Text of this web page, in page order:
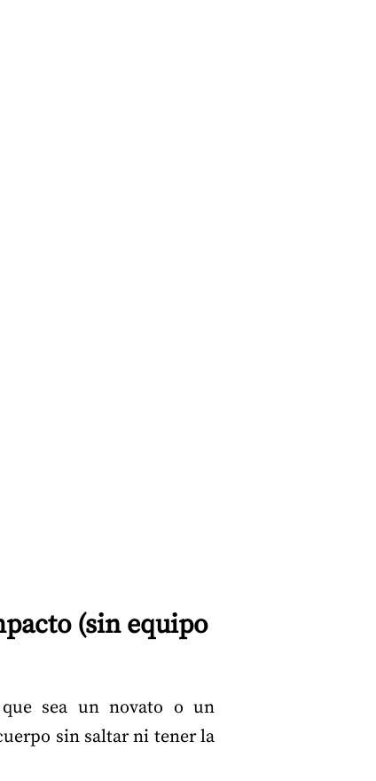
(sin equipo
que sea un novato o un
sin saltar ni tener la